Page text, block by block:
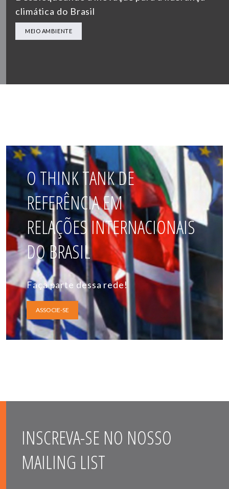
climática do Brasil
MEIO AMBIENTE
O THINK TANK DE
REFERÊNCIA EM
RELAÇÕES INTERNACIONAIS
DO BRASIL
Faça parte dessa rede!
ASSOCIE-SE
INSCREVA-SE NO NOSSO
MAILING LIST